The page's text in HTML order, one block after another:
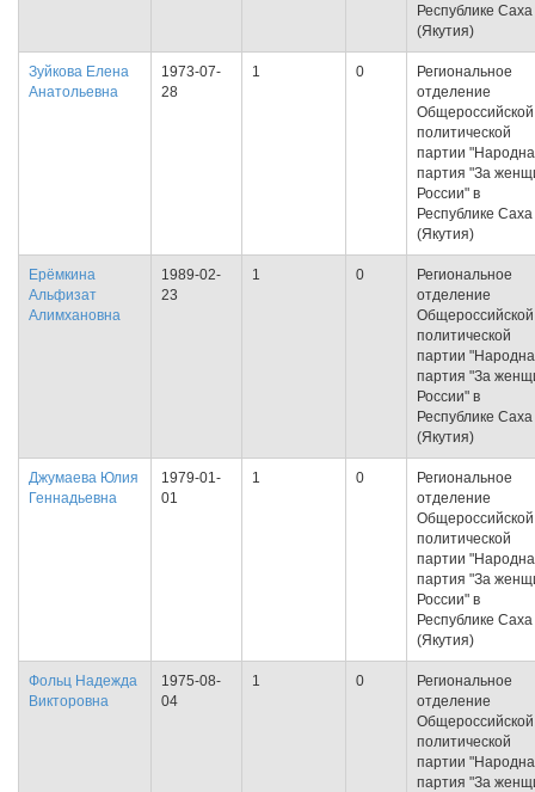
Республике Саха
(Якутия)
Зуйкова Елена
Анатольевна
1973-07-
28
1 0
Региональное
отделение
Общероссийской
политической
партии
партия "За
России" в
Республике Саха
(Якутия)
Ерёмкина
Альфизат
Алимхановна
1989-02-
23
1 0
Региональное
отделение
Общероссийской
политической
партии
партия "За
России" в
Республике Саха
(Якутия)
Джумаева Юлия
Геннадьевна
1979-01-
01
1 0
Региональное
отделение
Общероссийской
политической
партии
партия "За
России" в
Республике Саха
(Якутия)
Фольц Надежда
Викторовна
1975-08-
04
1 0
Региональное
отделение
Общероссийской
политической
партии
партия "За